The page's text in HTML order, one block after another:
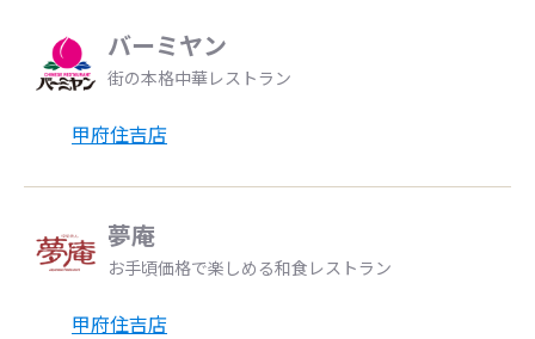
バーミヤン
街の本格中華レストラン
甲府住吉店
夢庵
お手頃価格で楽しめる和食レストラン
甲府住吉店